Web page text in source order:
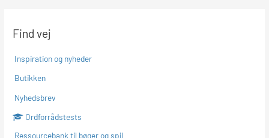
Find vej
Inspiration og nyheder
Butikken
Nyhedsbrev
Ordforrådstests
Ressourcebank til bøger og spil